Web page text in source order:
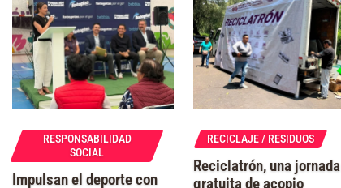
RESPONSABILIDAD
SOCIAL
Impulsan el deporte con
RECICLAJE / RESIDUOS
Reciclatrón, una jornada
gratuita de acopio